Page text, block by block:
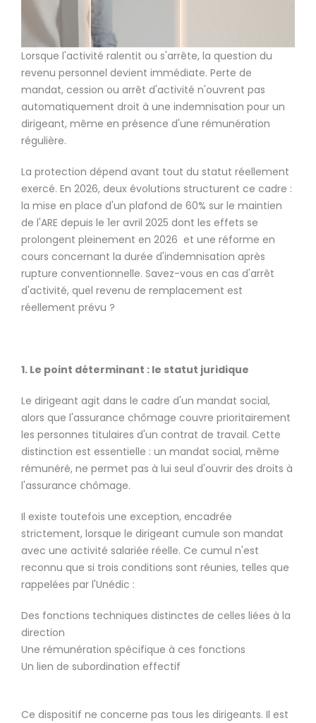
Lorsque l'activité ralentit ou s'arrête, la question du
revenu personnel devient immédiate. Perte de
mandat, cession ou arrêt d'activité n'ouvrent pas
automatiquement droit à une indemnisation pour un
dirigeant, même en présence d'une rémunération
régulière.
La protection dépend avant tout du statut réellement
exercé. En 2026, deux évolutions structurent ce cadre :
la mise en place d'un plafond de 60% sur le maintien
de l'ARE depuis le 1er avril 2025 dont les effets se
prolongent pleinement en 2026 et une réforme en
cours concernant la durée d'indemnisation après
rupture conventionnelle. Savez-vous en cas d'arrêt
d'activité, quel revenu de remplacement est
réellement prévu ?
1. Le point déterminant : le statut juridique
Le dirigeant agit dans le cadre d'un mandat social,
alors que l'assurance chômage couvre prioritairement
les personnes titulaires d'un contrat de travail. Cette
distinction est essentielle : un mandat social, même
rémunéré, ne permet pas à lui seul d'ouvrir des droits à
l'assurance chômage.
Il existe toutefois une exception, encadrée
strictement, lorsque le dirigeant cumule son mandat
avec une activité salariée réelle. Ce cumul n'est
reconnu que si trois conditions sont réunies, telles que
rappelées par l'Unédic :
Des fonctions techniques distinctes de celles liées à la
direction
Une rémunération spécifique à ces fonctions
Un lien de subordination effectif
Ce dispositif ne concerne pas tous les dirigeants. Il est